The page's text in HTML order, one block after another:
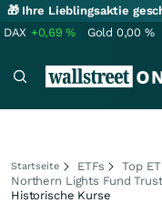
🎁 Ihre Lieblingsaktie
DAX +0,69% Gold 0,00 %
Startseite ETFs
Top
Northern Lights Fund
Historische Kurse